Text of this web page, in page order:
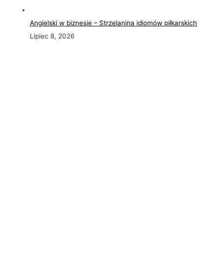
Angielski w biznesie – Strzelanina idiomów piłkarskich
Lipiec 8, 2026